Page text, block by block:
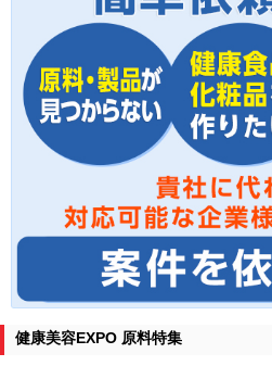
健康美容EXPO 原料特集